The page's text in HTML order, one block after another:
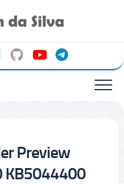
Preview
KB5044400